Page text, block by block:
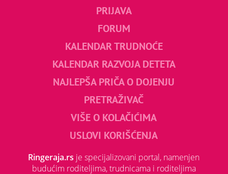
PRIJAVA
FORUM
KALENDAR TRUDNOĆE
KALENDAR RAZVOJA DETETA
NAJLEPŠA PRIČA O DOJENJU
PRETRAŽIVAČ
VIŠE O KOLAČIĆIMA
USLOVI KORIŠĆENJA
Ringeraja.rs je specijalizovani portal, namenjen
budućim roditeljima, trudnicama i roditeljima